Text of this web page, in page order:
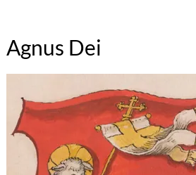
Agnus Dei